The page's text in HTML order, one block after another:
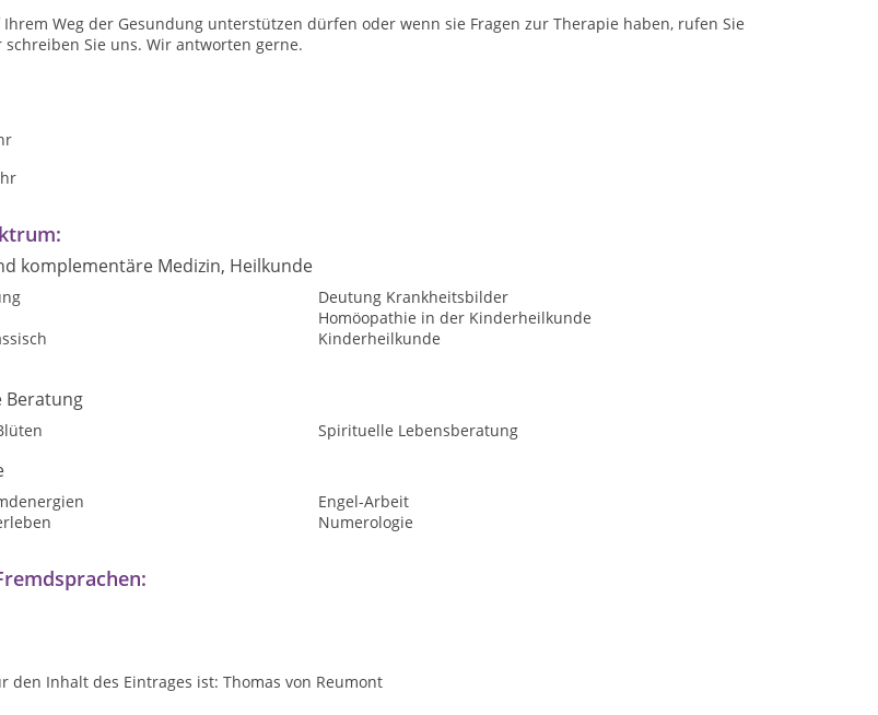
Weg der Gesundung unterstützen dürfen oder wenn sie Fragen zur Therapie haben, rufen Sie
Sie uns. Wir antworten gerne.
komplementäre Medizin, Heilkunde
Deutung Krankheitsbilder
Homöopathie in der Kinderheilkunde
Kinderheilkunde
Beratung
Spirituelle Lebensberatung
Engel-Arbeit
Numerologie
den Inhalt des Eintrages ist: Thomas von Reumont